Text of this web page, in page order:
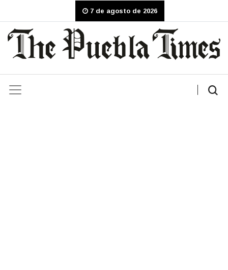
7 de agosto de 2026